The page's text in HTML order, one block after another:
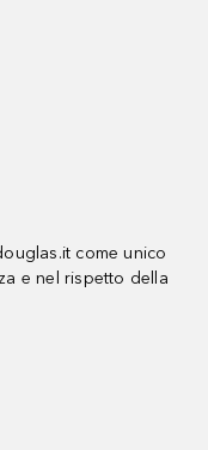
come unico
e nel rispetto della